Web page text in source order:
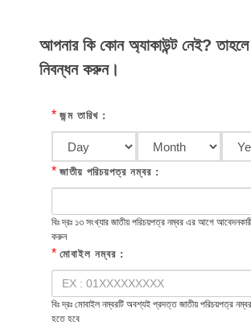
আপনার কি কোন অ্যাকাউন্ট নেই? তাহলে
নিবন্ধন করুন।
* জন্ম তারিখ :
* জাতীয় পরিচয়পত্র নম্বর :
বিঃ দ্রঃ ১৩ সংখ্যার জাতীয় পরিচয়পত্র নম্বর এর আগে
করুন
* মোবাইল নম্বর :
বিঃ দ্রঃ মোবাইল নম্বরটি অবশ্যই প্রদত্ত জাতীয় পরিচয়পত্র নম্বর
হতে হবে